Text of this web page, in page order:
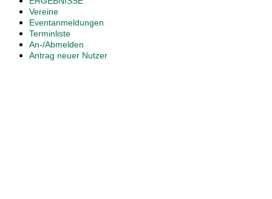
Vereine
Eventanmeldungen
Terminliste
An-/Abmelden
Antrag neuer Nutzer